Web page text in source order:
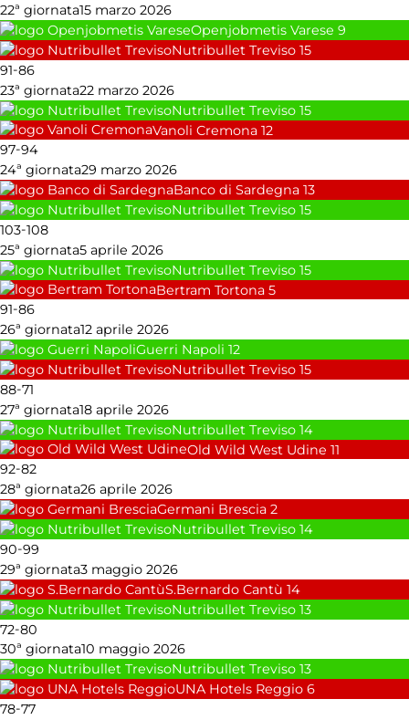
22ª giornata15 marzo 2026
Openjobmetis Varese 9
Nutribullet Treviso 15
91-86
23ª giornata22 marzo 2026
Nutribullet Treviso 15
Vanoli Cremona 12
97-94
24ª giornata29 marzo 2026
Banco di Sardegna 13
Nutribullet Treviso 15
103-108
25ª giornata5 aprile 2026
Nutribullet Treviso 15
Bertram Tortona 5
91-86
26ª giornata12 aprile 2026
Guerri Napoli 12
Nutribullet Treviso 15
88-71
27ª giornata18 aprile 2026
Nutribullet Treviso 14
Old Wild West Udine 11
92-82
28ª giornata26 aprile 2026
Germani Brescia 2
Nutribullet Treviso 14
90-99
29ª giornata3 maggio 2026
S.Bernardo Cantù 14
Nutribullet Treviso 13
72-80
30ª giornata10 maggio 2026
Nutribullet Treviso 13
UNA Hotels Reggio 6
78-77